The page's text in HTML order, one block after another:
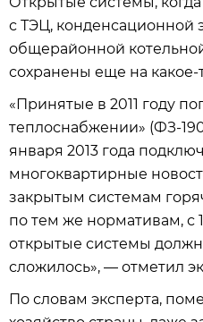
с ТЭЦ, конденсационной
общерайонной
сохранены еще на какое-
«Принятые в 2011 году
теплоснабжении» (ФЗ-
января 2013 года
многоквартирные
закрытым системам
по тем же нормативам, с
открытые системы
сложилось», — отметил
По словам эксперта,